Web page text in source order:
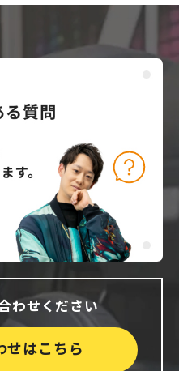
わせください
せはこちら